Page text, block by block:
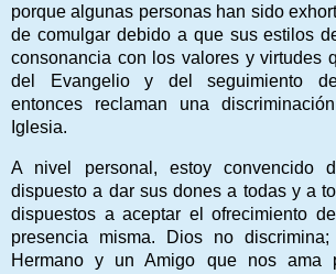
porque algunas personas han sido
de comulgar debido a que sus estilos
consonancia con los valores y virtudes
del Evangelio y del seguimiento
entonces reclaman una
Iglesia.
A nivel personal, estoy convencido
dispuesto a dar sus dones a todas y a
dispuestos a aceptar el ofrecimiento
presencia misma. Dios no
Hermano y un Amigo que nos ama